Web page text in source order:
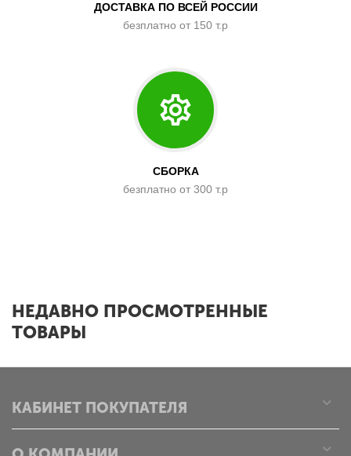
ДОСТАВКА ПО ВСЕЙ РОССИИ
безплатно от 150 т.р
СБОРКА
безплатно от 300 т.р
НЕДАВНО ПРОСМОТРЕННЫЕ
ТОВАРЫ
КАБИНЕТ ПОКУПАТЕЛЯ